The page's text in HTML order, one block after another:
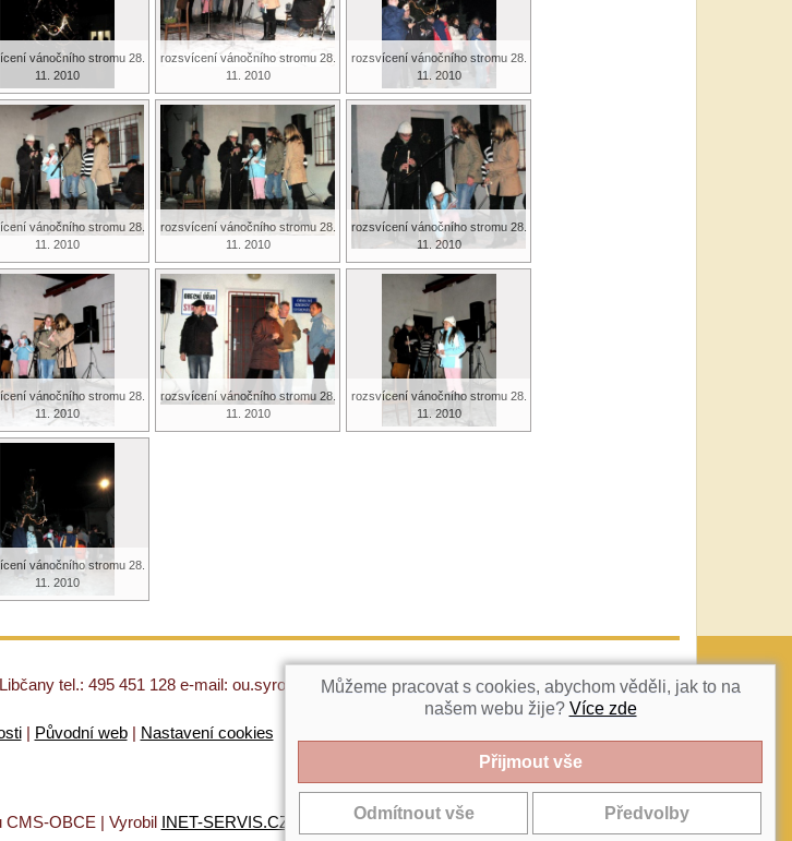
vánočního stromu 28.
11. 2010
rozsvícení vánočního stromu 28.
11. 2010
rozsvícení vánočního stromu 28.
11. 2010
vánočního stromu 28.
11. 2010
rozsvícení vánočního stromu 28.
11. 2010
rozsvícení vánočního stromu 28.
11. 2010
vánočního stromu 28.
11. 2010
rozsvícení vánočního stromu 28.
11. 2010
rozsvícení vánočního stromu 28.
11. 2010
vánočního stromu 28.
11. 2010
NAHORU
tel.: 495 451 128 e-mail: ou.syrovatka@c-box.cz
| Původní web| Nastavení cookies
CMS-OBCE | Vyrobil INET-SERVIS.CZ | 2018 - 2026
Můžeme pracovat s cookies, abychom věděli, jak to na
našem webu žije? Více zde